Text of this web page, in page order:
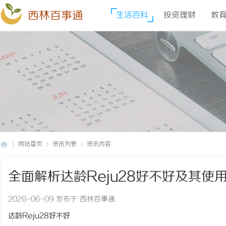
西林百事通 生活百科 投资理财 教
网站首页 资讯列表 资讯内容
全面解析达龄Reju28好不好及其使
2026-06-09 发布于 西林百事通
达龄Reju28好不好